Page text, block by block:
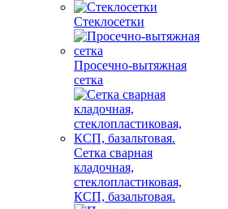
Стеклосетки
Просечно-вытяжная
сетка
Сетка сварная
кладочная,
стеклопластиковая,
КСП, базальтовая.